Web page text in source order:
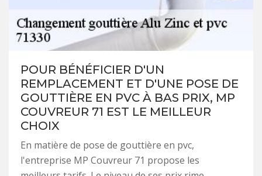
POUR BÉNÉFICIER D'UN
REMPLACEMENT ET D'UNE POSE DE
GOUTTIÈRE EN PVC À BAS PRIX, MP
COUVREUR 71 EST LE MEILLEUR
CHOIX
En matière de pose de gouttière en pvc,
l'entreprise MP Couvreur 71 propose les